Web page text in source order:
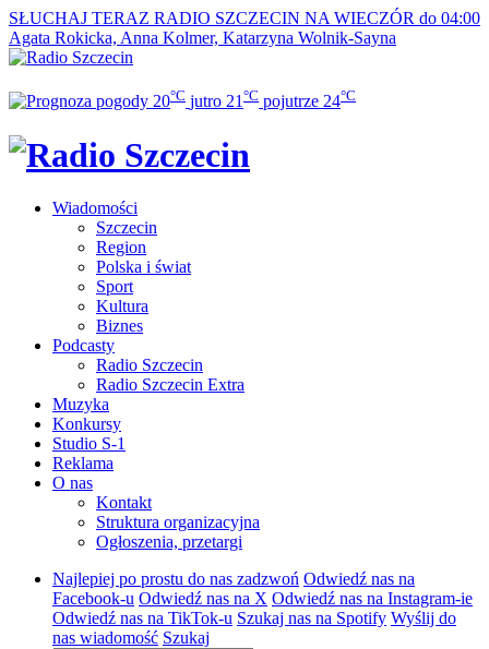
SŁUCHAJ TERAZ RADIO SZCZECIN NA WIECZÓR do 04:00
Agata Rokicka, Anna Kolmer, Katarzyna Wolnik-Sayna
20°C jutro 21 °C pojutrze 24°C
Wiadomości
Szczecin
Region
Polska i świat
Sport
Kultura
Biznes
Podcasty
Radio Szczecin
Radio Szczecin Extra
Muzyka
Konkursy
Studio S-1
Reklama
O nas
Kontakt
Struktura organizacyjna
Ogłoszenia, przetargi
Najlepiej po prostu do nas zadzwoń Odwiedź nas na
Facebook-u Odwiedź nas na X Odwiedź nas na Instagram-ie
Odwiedź nas na TikTok-u Szukaj nas na Spotify Wyślij do
nas wiadomość Szukaj